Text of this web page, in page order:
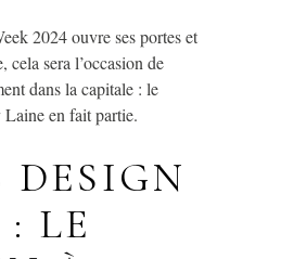
2024 ouvre ses portes et
cela sera l’occasion de
dans la capitale : le
en fait partie.
DESIGN
: LE